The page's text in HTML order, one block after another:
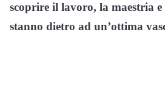
scoprire il lavoro, la maestria
stanno dietro ad un’ottima